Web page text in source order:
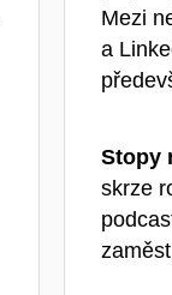
Mezi
a
Stopy
skrze